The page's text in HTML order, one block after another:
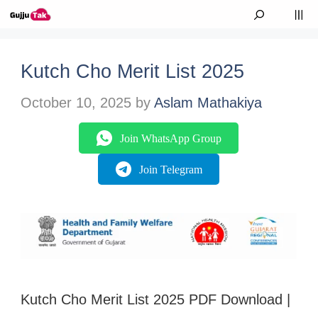
Skip to content
Kutch Cho Merit List 2025
October 10, 2025 by Aslam Mathakiya
Join WhatsApp Group
Join Telegram
Kutch Cho Merit List 2025 PDF Download |